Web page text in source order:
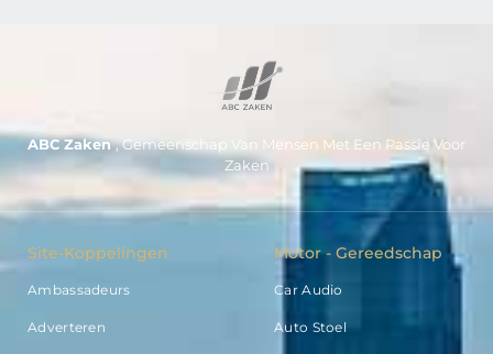
ABC Zaken, Gemeenschap Van Mensen Met Een Passie Voor
Zaken
Site-Koppelingen
Ambassadeurs
Adverteren
Motor - Gereedschap
Car Audio
Auto Stoel